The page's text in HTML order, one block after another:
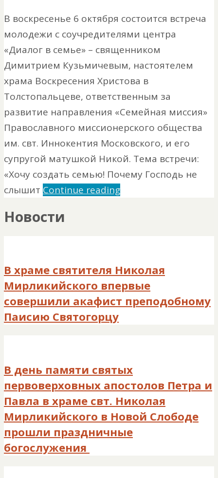
В воскресенье 6 октября состоится встреча
молодежи с соучредителями центра
«Диалог в семье» – священником
Димитрием Кузьмичевым, настоятелем
храма Воскресения Христова в
Толстопальцеве, ответственным за
развитие направления «Семейная миссия»
Православного миссионерского общества
им. свт. Иннокентия Московского, и его
супругой матушкой Никой. Тема встречи:
«Хочу создать семью! Почему Господь не
слышит Continue reading
Новости
В храме святителя Николая
Мирликийского впервые
совершили акафист преподобному
Паисию Святогорцу
В день памяти святых
первоверховных апостолов Петра и
Павла в храме свт. Николая
Мирликийского в Новой Слободе
прошли праздничные
богослужения